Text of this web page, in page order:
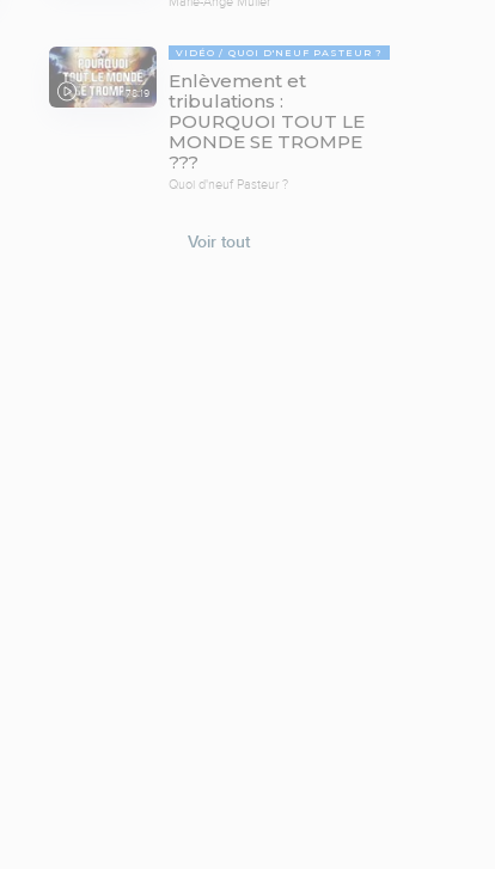
78:19
VIDÉO QUOI D'NEUF PASTEUR ?
Enlèvement et
tribulations :
POURQUOI TOUT LE
MONDE SE TROMPE
???
Quoi d'neuf Pasteur ?
Voir tout